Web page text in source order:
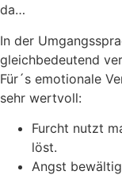
da…
In der
gleichbedeutend
Für´s emotionale
sehr wertvoll:
Furcht nutzt
löst.
Angst